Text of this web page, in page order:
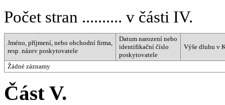
Počet stran .......... v části IV.
Jméno, příjmení, nebo obchodní firma,
resp. název poskytovatele
Datum narození nebo
identifikační číslo
poskytovatele
Výše dluhu v
Žádné záznamy
Část V.